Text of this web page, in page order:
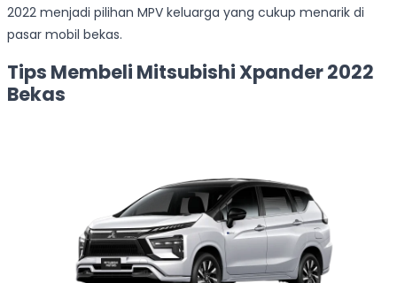
2022 menjadi pilihan MPV keluarga yang cukup menarik di
pasar mobil bekas.
Tips Membeli Mitsubishi Xpander 2022
Bekas